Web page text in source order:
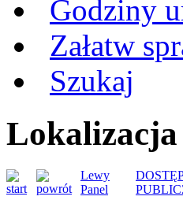
Godziny
Załatw
Szukaj
Lokalizacja
Lewy
Panel